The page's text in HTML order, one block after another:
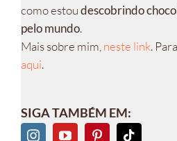
como estoudescobrindo
pelo mundo.
Mais sobre mim, neste link.
aqui.
SIGA TAMBÉM EM: